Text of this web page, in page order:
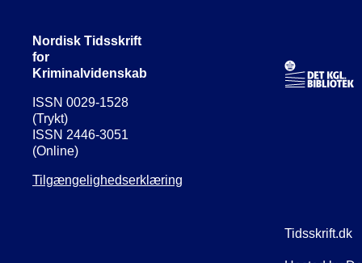
Nordisk Tidsskrift
for
Kriminalvidenskab
ISSN 0029-1528
(Trykt)
ISSN 2446-3051
(Online)
Tilgængelighedserklæring